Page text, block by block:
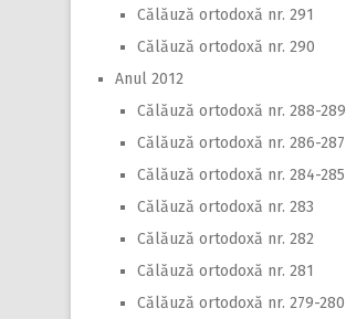
Călăuză ortodoxă nr. 291
Călăuză ortodoxă nr. 290
Anul 2012
Călăuză ortodoxă nr. 288-289
Călăuză ortodoxă nr. 286-287
Călăuză ortodoxă nr. 284-285
Călăuză ortodoxă nr. 283
Călăuză ortodoxă nr. 282
Călăuză ortodoxă nr. 281
Călăuză ortodoxă nr. 279-280